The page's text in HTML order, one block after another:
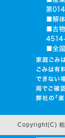
無許可業者に
お電話でお見
品目入力で見
写真で見積り
Copyright(C)